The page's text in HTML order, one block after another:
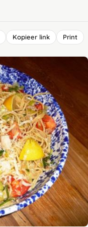
Kopieer link Print